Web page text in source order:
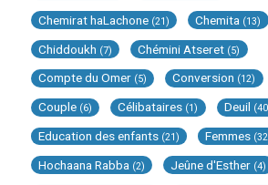
Chemirat haLachone (21) Chemita (13)
Chiddoukh (7) Chémini Atseret (5)
Compte du Omer (5) Conversion (12)
Couple (6) Célibataires (1) Deuil
Education des enfants (21) Femmes
Hochaana Rabba (2) Jeûne d'Esther (4)